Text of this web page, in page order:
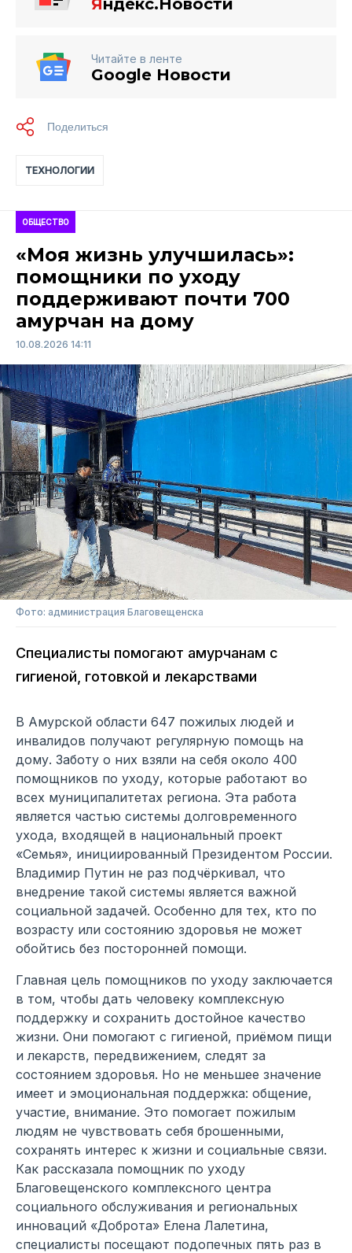
Я ндекс.Новости
Читайте в ленте
Google Новости
ТЕХНОЛОГИИ
ОБЩЕСТВО
«Моя жизнь улучшилась»:
помощники по уходу
поддерживают почти 700
амурчан на дому
10.08.2026 14:11
Фото: администрация Благовещенска
Специалисты помогают амурчанам с
гигиеной, готовкой и лекарствами
В Амурской области 647 пожилых людей и
инвалидов получают регулярную помощь на
дому. Заботу о них взяли на себя около 400
помощников по уходу, которые работают во
всех муниципалитетах региона. Эта работа
является частью системы долговременного
ухода, входящей в национальный проект
«Семья», инициированный Президентом России.
Владимир Путин не раз подчёркивал, что
внедрение такой системы является важной
социальной задачей. Особенно для тех, кто по
возрасту или состоянию здоровья не может
обойтись без посторонней помощи.
Главная цель помощников по уходу заключается
в том, чтобы дать человеку комплексную
поддержку и сохранить достойное качество
жизни. Они помогают с гигиеной, приёмом пищи
и лекарств, передвижением, следят за
состоянием здоровья. Но не меньшее значение
имеет и эмоциональная поддержка: общение,
участие, внимание. Это помогает пожилым
людям не чувствовать себя брошенными,
сохранять интерес к жизни и социальные связи.
Как рассказала помощник по уходу
Благовещенского комплексного центра
социального обслуживания и региональных
инноваций «Доброта» Елена Лалетина,
специалисты посещают подопечных пять раз в